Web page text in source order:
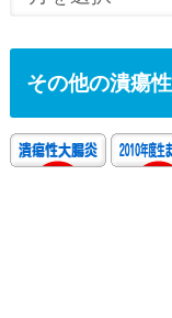
その他の潰瘍